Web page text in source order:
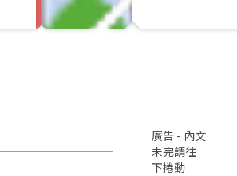
廣告 - 內文
未完請往
下捲動